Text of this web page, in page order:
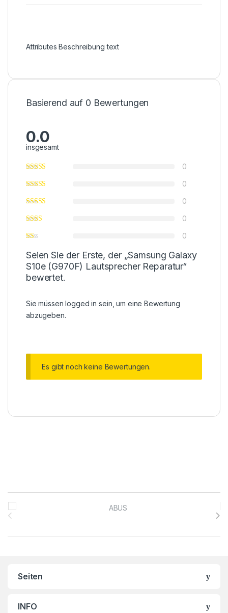
Attributes Beschreibung text
Basierend auf 0 Bewertungen
0.0
insgesamt
0
0
0
0
0
Seien Sie der Erste, der „Samsung Galaxy
S10e (G970F) Lautsprecher Reparatur“
bewertet.
Sie müssenlogged in sein, um eine Bewertung
abzugeben.
Es gibt noch keine Bewertungen.
Brands Carousel
Seiten
INFO